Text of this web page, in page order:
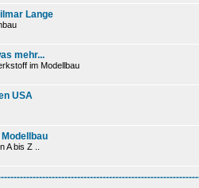
Lange
mehr...
im Modellbau
USA
A bis Z ..